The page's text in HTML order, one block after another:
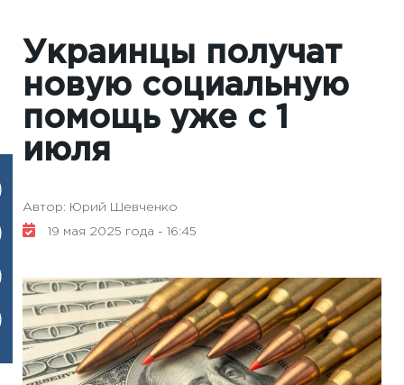
Украинцы получат
новую социальную
помощь уже с 1
июля
Автор: Юрий Шевченко
19 мая 2025 года - 16:45